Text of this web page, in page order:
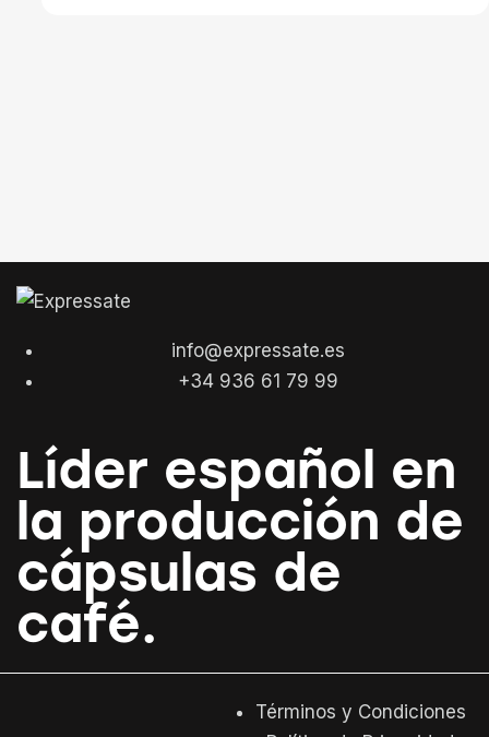
info@expressate.es
+34 936 61 79 99
Líder español en
la producción de
cápsulas de
café.
Términos y Condiciones